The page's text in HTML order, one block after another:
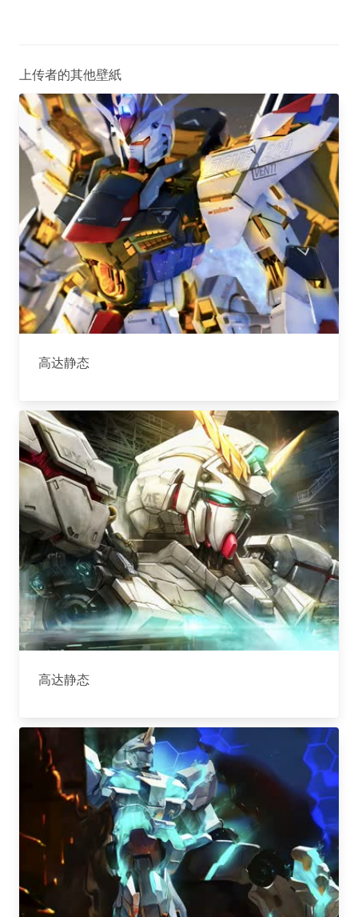
上传者的其他壁紙
高达静态
高达静态